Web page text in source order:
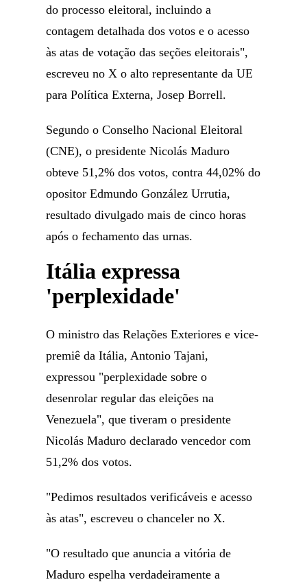
do processo eleitoral, incluindo a
contagem detalhada dos votos e o acesso
às atas de votação das seções eleitorais",
escreveu no X o alto representante da UE
para Política Externa, Josep Borrell.
Segundo o Conselho Nacional Eleitoral
(CNE), o presidente Nicolás Maduro
obteve 51,2% dos votos, contra 44,02% do
opositor Edmundo González Urrutia,
resultado divulgado mais de cinco horas
após o fechamento das urnas.
Itália expressa
'perplexidade'
O ministro das Relações Exteriores e vice-
premiê da Itália, Antonio Tajani,
expressou "perplexidade sobre o
desenrolar regular das eleições na
Venezuela", que tiveram o presidente
Nicolás Maduro declarado vencedor com
51,2% dos votos.
"Pedimos resultados verificáveis e acesso
às atas", escreveu o chanceler no X.
"O resultado que anuncia a vitória de
Maduro espelha verdadeiramente a